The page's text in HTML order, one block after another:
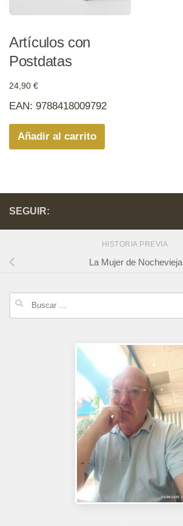
Artículos con
Postdatas
24,90 €
EAN: 9788418009792
Añadir al carrito
SEGUIR:
HISTORIA PREVIA
La Mujer de Nochevieja
Buscar: